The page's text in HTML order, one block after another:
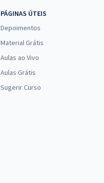
PÁGINAS ÚTEIS
Depoimentos
Material Grátis
Aulas ao Vivo
Aulas Grátis
Sugerir Curso